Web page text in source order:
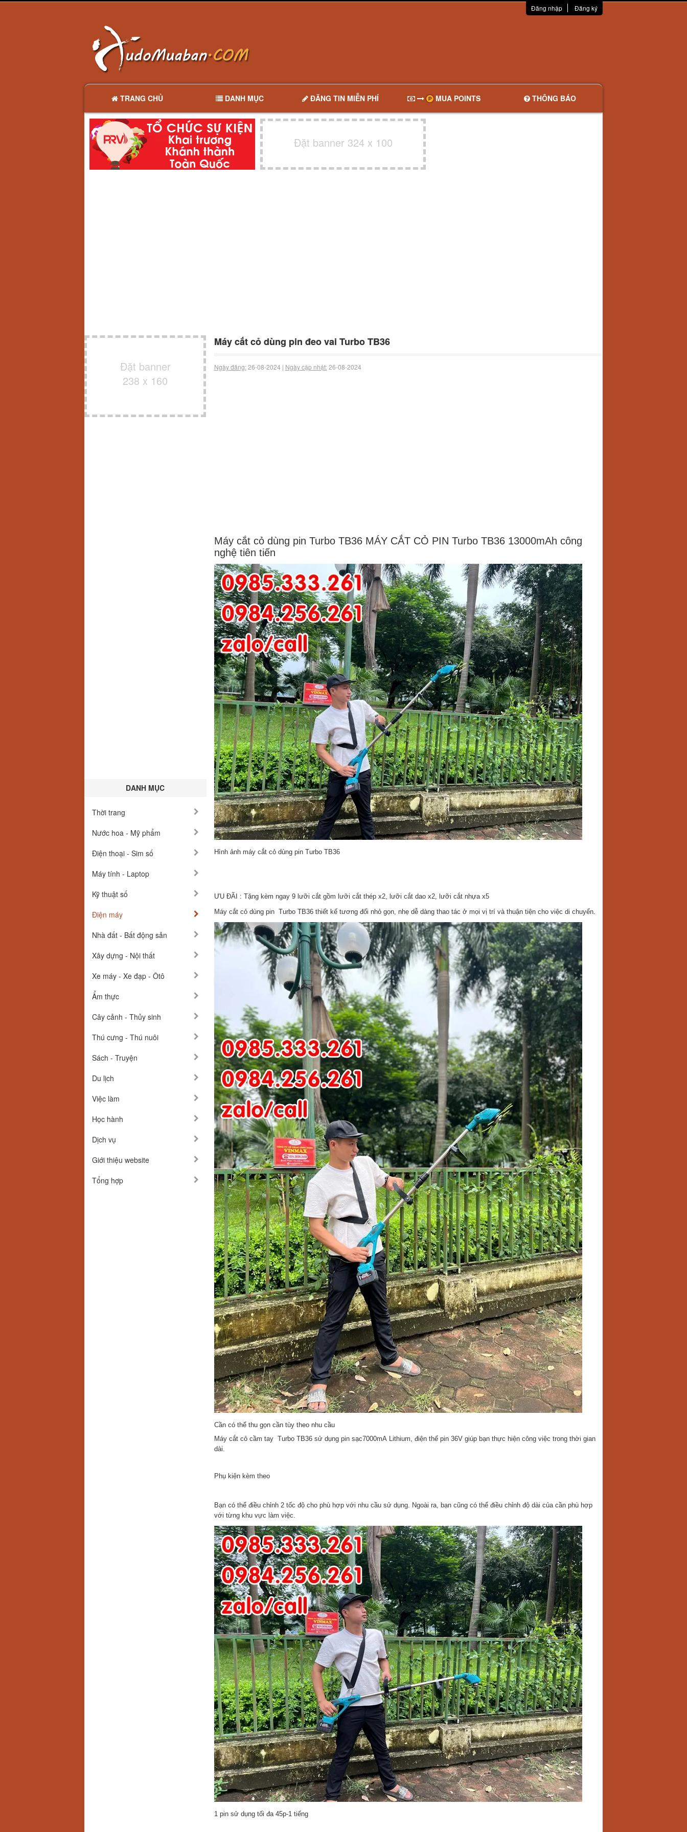
Đăng nhập Đăng ký
TRANG CHỦ DANH MỤC ĐĂNG TIN MIỄN PHÍ MUA POINTS THÔNG BÁO
Đặt banner 324 x 100
Đặt banner
238 x 160
DANH MỤC
Thời trang
Nước hoa - Mỹ phẩm
Điện thoại - Sim số
Máy tính - Laptop
Kỹ thuật số
Điện máy
Nhà đất - Bất động sản
Xây dựng - Nội thất
Xe máy - Xe đạp - Ôtô
Ẩm thực
Cây cảnh - Thủy sinh
Thú cưng - Thú nuôi
Sách - Truyện
Du lịch
Việc làm
Học hành
Dịch vụ
Giới thiệu website
Tổng hợp
Máy cắt cỏ dùng pin đeo vai Turbo TB36
Ngày đăng:26-08-2024 | Ngày cập nhật:26-08-2024
Máy cắt cỏ dùng pin Turbo TB36 MÁY CẮT CỎ PIN Turbo TB36 13000mAh công
nghệ tiên tiến
Hình ảnh máy cắt cỏ dùng pin Turbo TB36
ƯU ĐÃI : Tặng kèm ngay 9 lưỡi cắt gồm lưỡi cắt thép x2, lưỡi cắt dao x2, lưỡi cắt nhựa x5
Máy cắt cỏ dùng pin Turbo TB36 thiết kế tương đối nhỏ gọn, nhẹ dễ dàng thao tác ở mọi vị trí và thuận tiện cho việc di chuyển.
Cần có thể thu gọn cần tùy theo nhu cầu
Máy cắt cỏ cầm tay Turbo TB36 sử dụng pin sạc7000mA Lithium, điện thế pin 36V giúp bạn thực hiện công việc trong thời gian
dài.
Phụ kiện kèm theo
Bạn có thể điều chỉnh 2 tốc độ cho phù hợp với nhu cầu sử dụng. Ngoài ra, bạn cũng có thể điều chỉnh độ dài của cần phù hợp
với từng khu vực làm việc.
1 pin sử dụng tối đa 45p-1 tiếng